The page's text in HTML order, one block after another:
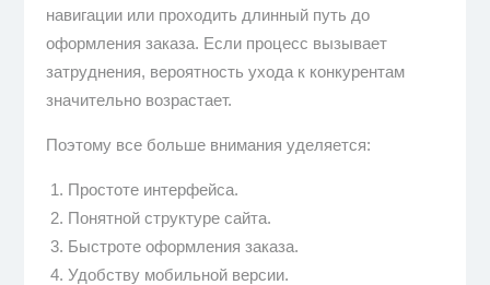
навигации или проходить длинный путь до
оформления заказа. Если процесс вызывает
затруднения, вероятность ухода к конкурентам
значительно возрастает.
Поэтому все больше внимания уделяется:
Простоте интерфейса.
Понятной структуре сайта.
Быстроте оформления заказа.
Удобству мобильной версии.